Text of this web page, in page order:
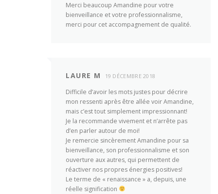
Merci beaucoup Amandine pour votre
bienveillance et votre professionnalisme,
merci pour cet accompagnement de qualité.
LAURE M 19 DÉCEMBRE 2018
Difficile d’avoir les mots justes pour décrire
mon ressenti après être allée voir Amandine,
mais c’est tout simplement impressionnant!
Je la recommande vivement et n’arrête pas
d’en parler autour de moi!
Je remercie sincèrement Amandine pour sa
bienveillance, son professionnalisme et son
ouverture aux autres, qui permettent de
réactiver nos propres énergies positives!
Le terme de « renaissance » a, depuis, une
réelle signification